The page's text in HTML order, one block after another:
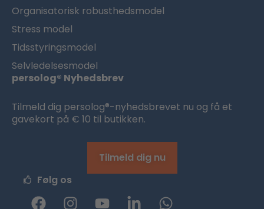
Organisatorisk robusthedsmodel
Stress model
Tidsstyringsmodel
Selvledelsesmodel
persolog® Nyhedsbrev
Tilmeld dig persolog®-nyhedsbrevet nu og få et
gavekort på € 10 til butikken.
Tilmeld dig nu
Følg os
F I Y L W